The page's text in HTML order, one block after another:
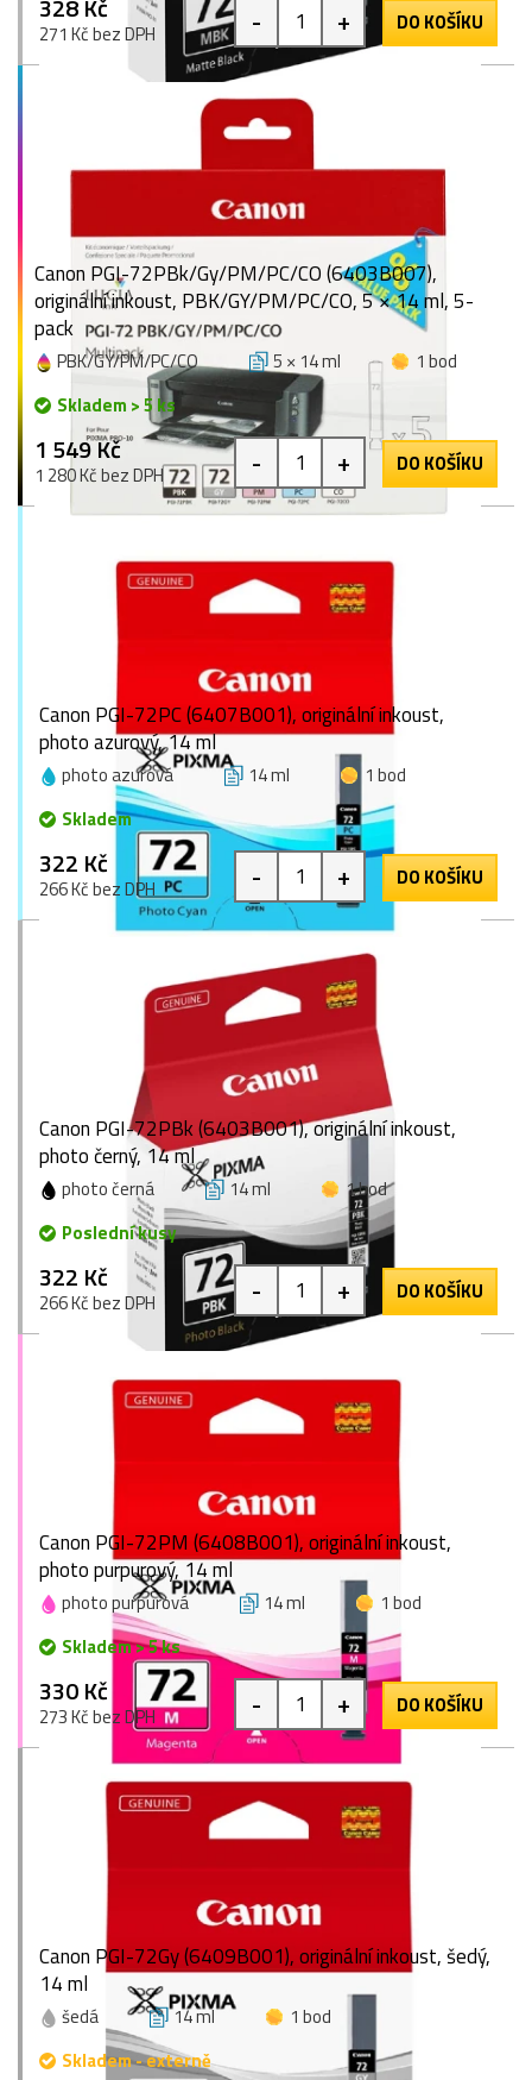
328 Kč
271 Kč bez DPH - + DO KOŠÍKU
Canon PGI-72PBk/Gy/PM/PC/CO (6403B007),
originální inkoust, PBK/GY/PM/PC/CO, 5 × 14 ml, 5-
pack
PBK/GY/PM/PC/CO 5 × 14 ml
1 bod
Skladem > 5 ks
1 549 Kč
1 280 Kč bez DPH - + DO KOŠÍKU
Canon PGI-72PC (6407B001), originální inkoust,
photo azurový, 14 ml
photo azurová 14 ml
1 bod
Skladem
322 Kč
266 Kč bez DPH - + DO KOŠÍKU
Canon PGI-72PBk (6403B001), originální inkoust,
photo černý, 14 ml
photo černá 14 ml
1 bod
Poslední kusy
322 Kč
266 Kč bez DPH - + DO KOŠÍKU
Canon PGI-72PM (6408B001), originální inkoust,
photo purpurový, 14 ml
photo purpurová 14 ml
1 bod
Skladem > 5 ks
330 Kč
273 Kč bez DPH - + DO KOŠÍKU
Canon PGI-72Gy (6409B001), originální inkoust, šedý,
14 ml
šedá 14 ml
1 bod
Skladem - externě